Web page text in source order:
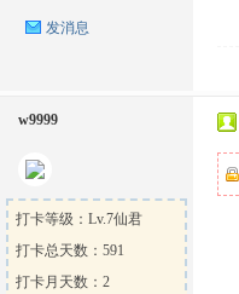
发消息
w9999
打卡等级：Lv.7仙君
打卡总天数：591
打卡月天数：2